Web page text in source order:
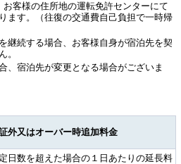
客様の住所地の運転免許センターにて
ます。（往復の交通費自己負担で一時帰
継続する場合、お客様自身が宿泊先を契
。
、宿泊先が変更となる場合がございま
外又はオーバー時追加料金
日数を超えた場合の１日あたりの延長料